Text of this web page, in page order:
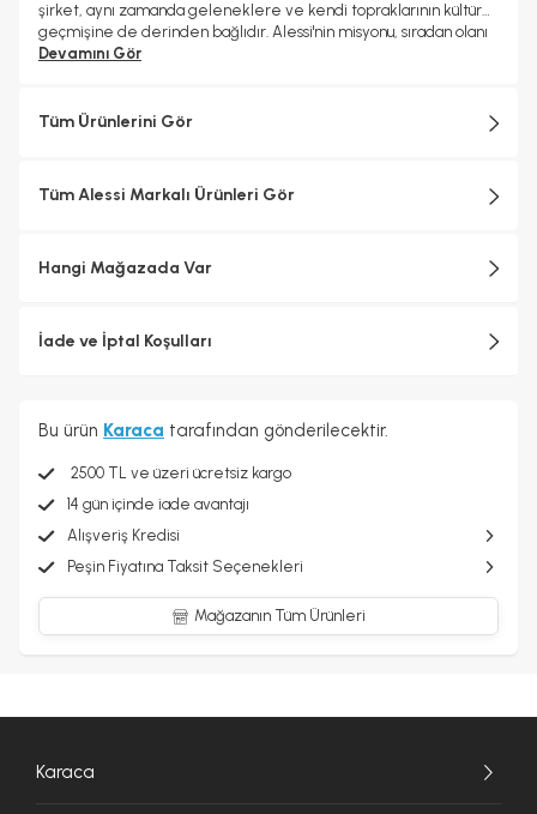
şirket, aynı zamanda geleneklere ve kendi topraklarının kültürel
geçmişine de derinden bağlıdır. Alessi'nin misyonu, sıradan olanı
olağanüstü kılarken estetik, işlevsellik ve kalitenin kültürel ve
yetenekli ustalar tarafından İtalya'da üretilmektedir. Tasarım
sürecinde endüstriyel üretimin teknolojik karmaşıklığı ile
uygulanmaktadır.
Devamını Gör
Tüm Ürünlerini Gör
Tüm Alessi Markalı Ürünleri Gör
Hangi Mağazada Var
İade ve İptal Koşulları
Bu ürün Karaca tarafından gönderilecektir.
2500 TL ve üzeri ücretsiz kargo
14 gün içinde iade avantajı
Alışveriş Kredisi
Peşin Fiyatına Taksit Seçenekleri
Mağazanın Tüm Ürünleri
Karaca